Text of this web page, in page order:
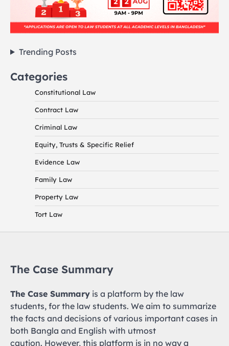
Trending Posts
Categories
Constitutional Law
Contract Law
Criminal Law
Equity, Trusts & Specific Relief
Evidence Law
Family Law
Property Law
Tort Law
The Case Summary
The Case Summary is a platform by the law
students, for the law students. We aim to summarize
the facts and decisions of various important cases in
both Bangla and English with utmost
caution. However, this platform is in no way a